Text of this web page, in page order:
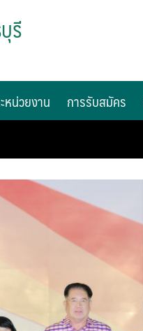
รี
หน่วยงาน การรับสมัคร